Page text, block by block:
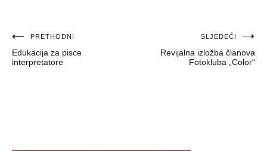
Navigacija
objava
PRETHODNI
Edukacija za pisce
interpretatore
SLJEDEĆI
Revijalna izložba članova
Fotokluba „Color“